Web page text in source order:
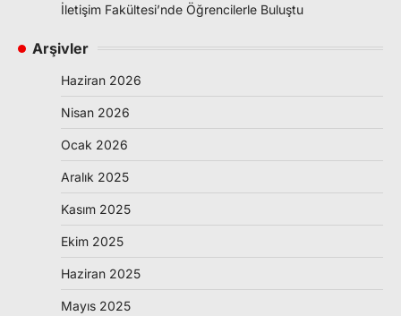
İletişim Fakültesi’nde Öğrencilerle Buluştu
Arşivler
Haziran 2026
Nisan 2026
Ocak 2026
Aralık 2025
Kasım 2025
Ekim 2025
Haziran 2025
Mayıs 2025